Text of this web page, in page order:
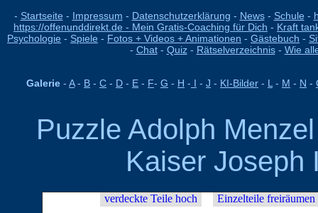
- Startseite - Impressum - Datenschutzerklärung - News- Schule -
https://offenunddirekt.de - Mein Gratis-Coaching für Dich - Kraft
Psychologie - Spiele - Fotos + Videos + Animationen - Gästebuch -
- Chat- Quiz - Rätselverzeichnis- Wie
Galerie - A- B - C - D - E - F- G - H - I - J - KI-Bilder - L - M - N -
Puzzle Adolph
Kaiser Joseph